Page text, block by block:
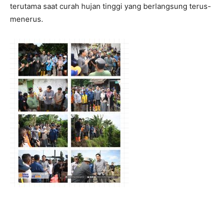
terutama saat curah hujan tinggi yang berlangsung terus-
menerus.